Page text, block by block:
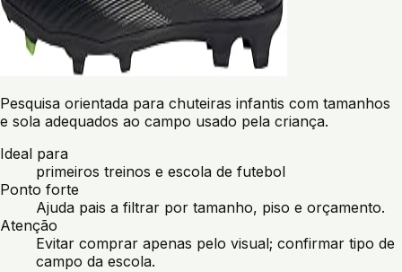
Pesquisa orientada para chuteiras infantis com tamanhos
e sola adequados ao campo usado pela criança.
Ideal para
primeiros treinos e escola de futebol
Ponto forte
Ajuda pais a filtrar por tamanho, piso e orçamento.
Atenção
Evitar comprar apenas pelo visual; confirmar tipo de
campo da escola.